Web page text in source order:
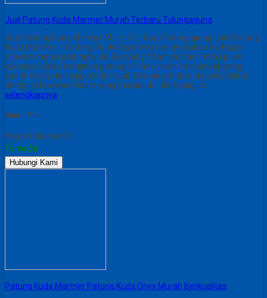
Jual Patung Kuda Marmer Murah Terbaru Tulungagung
Jual Patung Kuda Marmer Murah Terbaru Tulungagung Jual Patung
Kuda Marmer – Bintang Antik Sejahtera menyediakan berbagai
macam model patung kuda. Banyak pilihannya dan model pose
kudanya. Kalau kerajinan patung di showroom kita banyak yang
sudah ready dan siap untuk dijual. Silakan untuk anda yang dekat
dengan showroom kami yang berada di : Jln. Kanigoro…
selengkapnya
Share This :
Harga Hubungi CS
Tersedia
Hubungi Kami
Patung Kuda Marmer Patung Kuda Onyx Murah Berkualitas